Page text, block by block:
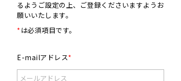
るようご設定の上、ご登録くださいますようお
願いいたします。
* は必須項目です。
E-mailアドレス*